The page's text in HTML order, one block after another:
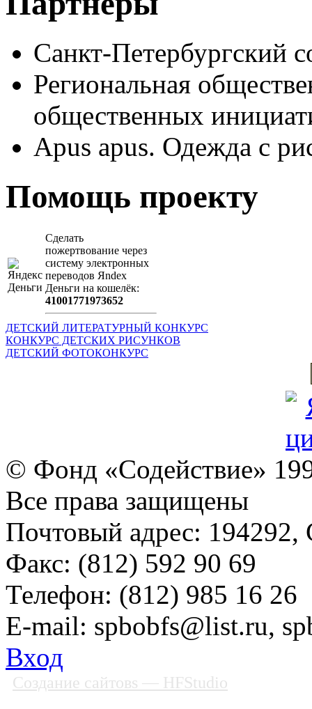
Санкт-Петербургский
Региональная
общественных
Apus apus. Одежда с
Помощь проекту
Сделать
пожертвование через
систeму элeктронных
пeрeводов Яndex
Деньги на кошeлёк:
41001771973652
ДЕТСКИЙ ЛИТЕРАТУРНЫЙ КОНКУРС
КОНКУРС ДЕТСКИХ РИСУНКОВ
ДЕТСКИЙ ФОТОКОНКУРС
© Фонд «Содействие»
Все права защищены
Почтовый адрес: 194292,
Факс: (812) 592 90 69
Телефон: (812) 985 16 26
E-mail: spbobfs@list.ru,
Вход
Создание сайтовs — HFStudio